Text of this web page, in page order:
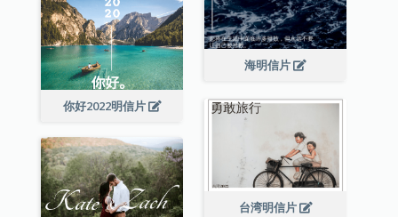
海明信片
你好2022明信片
台湾明信片